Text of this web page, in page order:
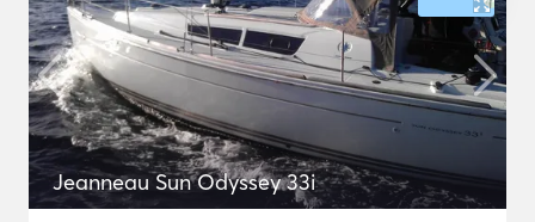
Jeanneau Sun Odyssey 33i